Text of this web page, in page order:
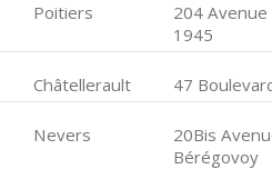
Poitiers
204 Avenue
1945
Châtellerault 47
Nevers
20Bis
Bérégovoy